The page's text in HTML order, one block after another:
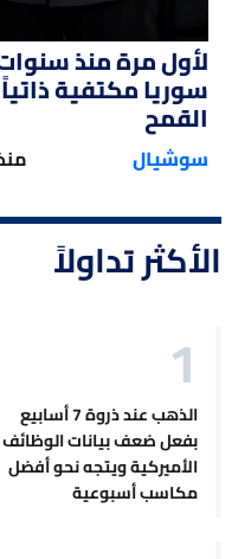
لأول مرة منذ
سوريا مكتفية
القمح
سوشيال منذ 3
الأكثر تداولاً
الذهب عند ذروة 7 أسابيع
بفعل ضعف بيانات الوظائف
الأميركية ويتجه نحو أفضل
مكاسب أسبوعية